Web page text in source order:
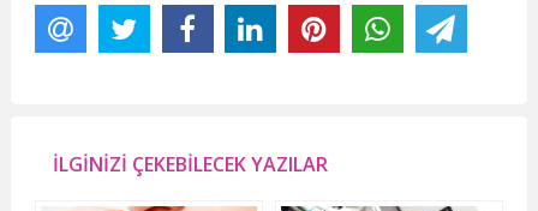
İLGİNİZİ ÇEKEBİLECEK YAZILAR